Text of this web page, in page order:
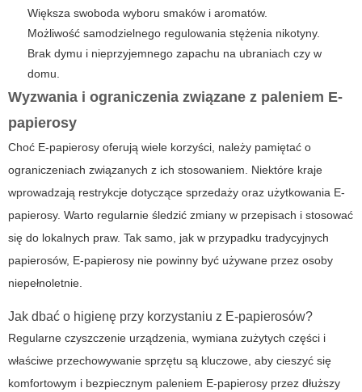
Większa swoboda wyboru smaków i aromatów.
Możliwość samodzielnego regulowania stężenia nikotyny.
Brak dymu i nieprzyjemnego zapachu na ubraniach czy w
domu.
Wyzwania i ograniczenia związane z paleniem E-
papierosy
Choć E-papierosy oferują wiele korzyści, należy pamiętać o
ograniczeniach związanych z ich stosowaniem. Niektóre kraje
wprowadzają restrykcje dotyczące sprzedaży oraz użytkowania E-
papierosy. Warto regularnie śledzić zmiany w przepisach i stosować
się do lokalnych praw. Tak samo, jak w przypadku tradycyjnych
papierosów, E-papierosy nie powinny być używane przez osoby
niepełnoletnie.
Jak dbać o higienę przy korzystaniu z E-papierosów?
Regularne czyszczenie urządzenia, wymiana zużytych części i
właściwe przechowywanie sprzętu są kluczowe, aby cieszyć się
komfortowym i bezpiecznym paleniem E-papierosy przez dłuższy